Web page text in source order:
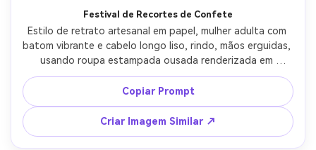
Festival de Recortes de Confete
Estilo de retrato artesanal em papel, mulher adulta com
batom vibrante e cabelo longo liso, rindo, mãos erguidas,
usando roupa estampada ousada renderizada em
camadas de colagem de papel, fundo com muitos
recortes de confete e serpentinas, luz viva com sombras
suaves separadas, enquadramento justo 4:5, clima
energético, formas nítidas, visual de colagem artesanal,
lente 85mm, pouca profundidade de campo --ar 4:5
Copiar Prompt
Criar Imagem Similar ↗